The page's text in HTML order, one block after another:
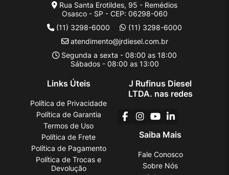
Rua Santa Erotildes, 95 - Remédios
Osasco - SP - CEP: 06298-060
(11) 3298-6000
(11) 3298-6000
atendimento@jrdiesel.com.br
Segunda a sexta - 08:00 as 18:00
Sábados - 08:00 as 13:00
Links Úteis
Política de Privacidade
Política de Garantia
Termos de Uso
Política de Frete
Política de Pagamento
Política de Trocas e
Devolução
J Rufinus Diesel
LTDA. nas redes
Saiba Mais
Fale Conosco
Sobre Nós